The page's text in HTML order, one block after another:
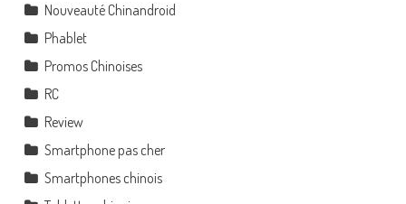
Nouveauté Chinandroid
Phablet
Promos Chinoises
RC
Review
Smartphone pas cher
Smartphones chinois